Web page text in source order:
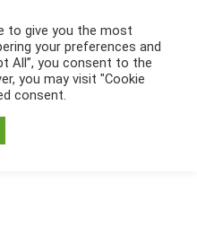
to give you the most
your preferences and
All”, you consent to the
you may visit "Cookie
consent.